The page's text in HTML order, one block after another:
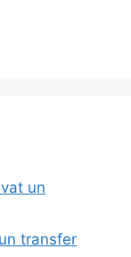
un
transfer